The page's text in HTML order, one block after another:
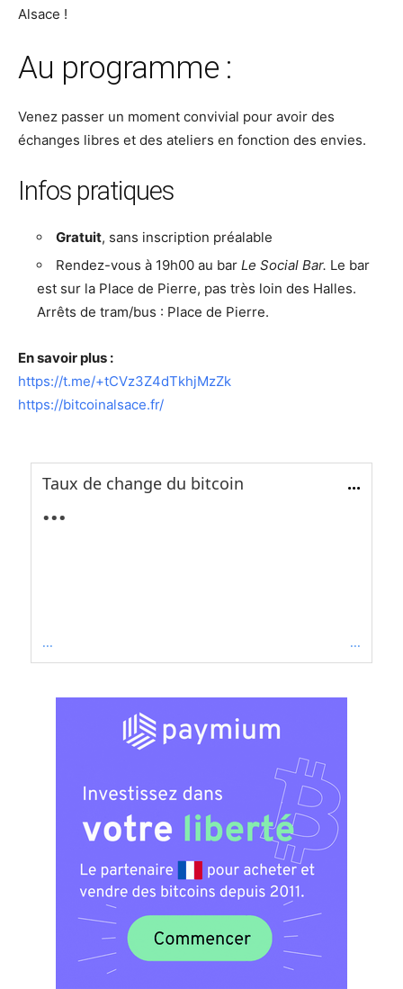
Alsace !
Au programme :
Venez passer un moment convivial pour avoir des
échanges libres et des ateliers en fonction des envies.
Infos pratiques
Gratuit, sans inscription préalable
Rendez-vous à 19h00 au bar Le Social Bar. Le bar
est sur la Place de Pierre, pas très loin des Halles.
Arrêts de tram/bus : Place de Pierre.
En savoir plus :
https://t.me/+tCVz3Z4dTkhjMzZk
https://bitcoinalsace.fr/
Taux de change du bitcoin ...
...
... ...